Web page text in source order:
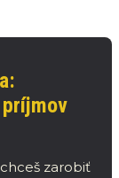
zarobiť